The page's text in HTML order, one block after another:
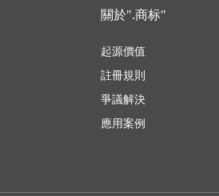
關於".商标"
起源價值
註冊規則
爭議解決
應用案例